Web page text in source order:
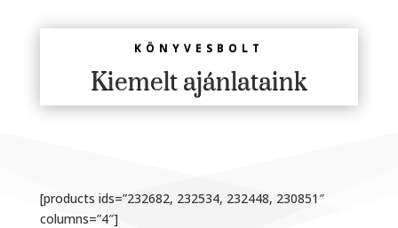
KÖNYVESBOLT
Kiemelt ajánlataink
[products ids=”232682, 232534, 232448, 230851″
columns=”4″]